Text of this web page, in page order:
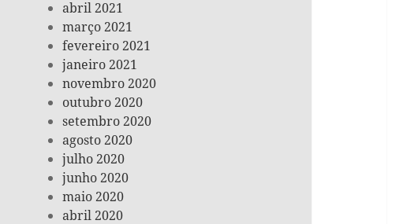
abril 2021
março 2021
fevereiro 2021
janeiro 2021
novembro 2020
outubro 2020
setembro 2020
agosto 2020
julho 2020
junho 2020
maio 2020
abril 2020